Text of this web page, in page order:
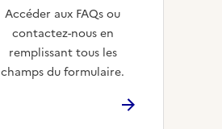
Accéder aux FAQs ou
contactez-nous en
remplissant tous les
champs du formulaire.